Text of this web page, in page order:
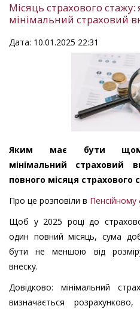
Місяць страхового
мінімальний страховий
Дата: 10.01.2025 22:31
Яким має бути
мінімальний страховий
повного місяця страхового
Про це розповіли в Пенсійному
Щоб у 2025 році до
один повний місяць, сума
бути не меншою від
внеску.
Довідково: мінімальний
визначається